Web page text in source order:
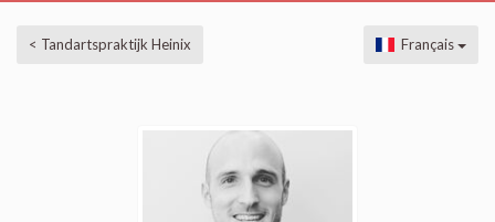
< Tandartspraktijk Heinix Français